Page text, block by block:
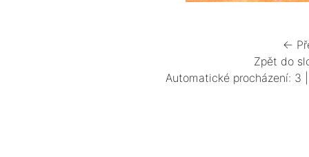
←
Zpět do
Automatické procházení: 3